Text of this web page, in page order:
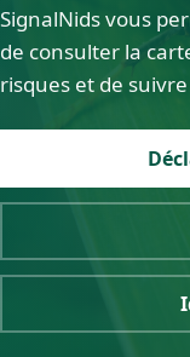
SignalNids vous
de consulter la
risques et de